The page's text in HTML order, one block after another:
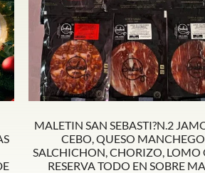
MALETIN SAN SEBASTI?N.2
CEBO, QUESO
SALCHICHON, CHORIZO, LOMO
RESERVA TODO EN SOBRE